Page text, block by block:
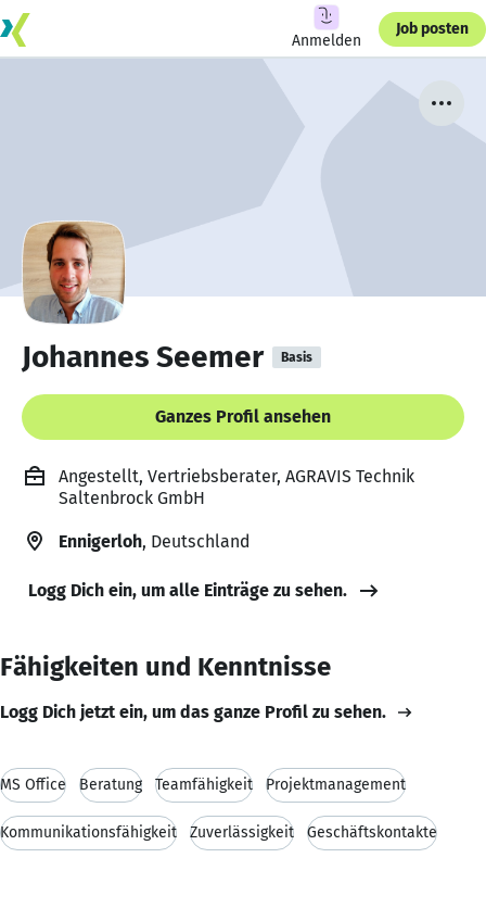
Anmelden
Job posten
Johannes Seemer Basis
Ganzes Profil ansehen
Angestellt, Vertriebsberater, AGRAVIS Technik
Saltenbrock GmbH
Ennigerloh, Deutschland
Logg Dich ein, um alle Einträge zu sehen.
Fähigkeiten und Kenntnisse
Logg Dich jetzt ein, um das ganze Profil zu sehen.
MS Office Beratung Teamfähigkeit Projektmanagement
Kommunikationsfähigkeit Zuverlässigkeit Geschäftskontakte